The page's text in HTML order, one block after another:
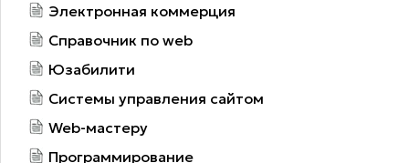
Электронная коммерция
Справочник по web
Юзабилити
Системы управления сайтом
Web-мастеру
Программирование